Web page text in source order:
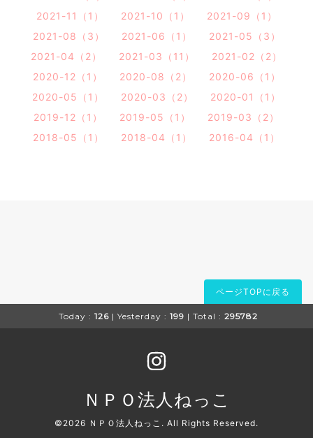
2021-11（1）
2021-10（1）
2021-09（1）
2021-08（3）
2021-06（1）
2021-05（3）
2021-04（2）
2021-03（11）
2021-02（2）
2020-12（1）
2020-08（2）
2020-06（1）
2020-05（1）
2020-03（2）
2020-01（1）
2019-12（1）
2019-05（1）
2019-03（2）
2018-05（1）
2018-04（1） 2016-04（1）
ページTOPに戻る
Today : 126 | Yesterday : 199 | Total : 295782
ＮＰＯ法人ねっこ
©2026 ＮＰＯ法人ねっこ . All Rights Reserved.